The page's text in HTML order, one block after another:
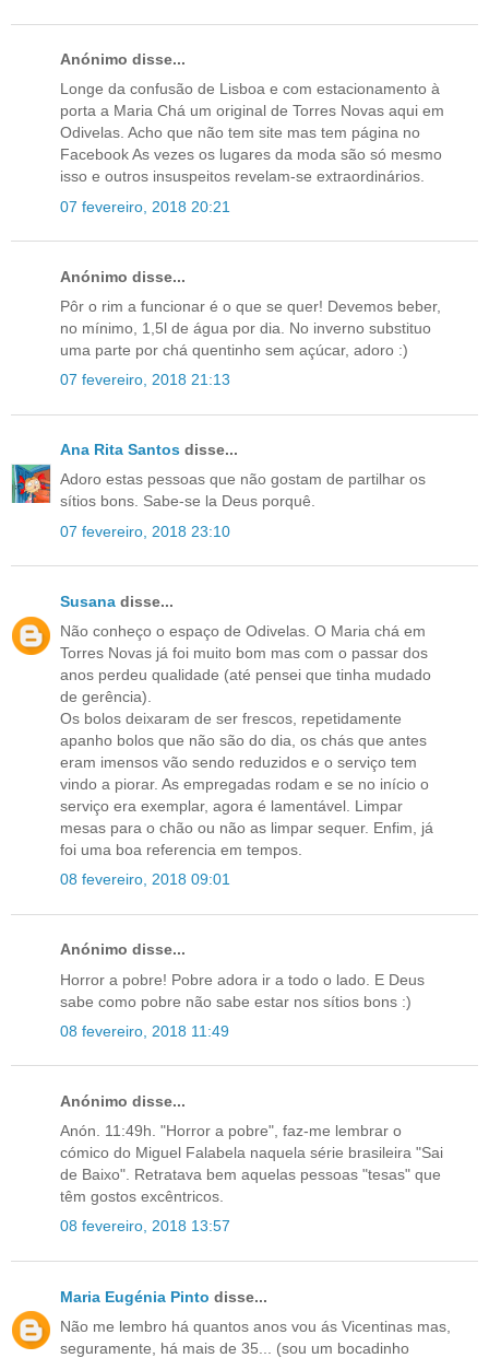
Anónimo disse...
Longe da confusão de Lisboa e com estacionamento à
porta a Maria Chá um original de Torres Novas aqui em
Odivelas. Acho que não tem site mas tem página no
Facebook As vezes os lugares da moda são só mesmo
isso e outros insuspeitos revelam-se extraordinários.
07 fevereiro, 2018 20:21
Anónimo disse...
Pôr o rim a funcionar é o que se quer! Devemos beber,
no mínimo, 1,5l de água por dia. No inverno substituo
uma parte por chá quentinho sem açúcar, adoro :)
07 fevereiro, 2018 21:13
Ana Rita Santos disse...
Adoro estas pessoas que não gostam de partilhar os
sítios bons. Sabe-se la Deus porquê.
07 fevereiro, 2018 23:10
Susana disse...
Não conheço o espaço de Odivelas. O Maria chá em
Torres Novas já foi muito bom mas com o passar dos
anos perdeu qualidade (até pensei que tinha mudado
de gerência).
Os bolos deixaram de ser frescos, repetidamente
apanho bolos que não são do dia, os chás que antes
eram imensos vão sendo reduzidos e o serviço tem
vindo a piorar. As empregadas rodam e se no início o
serviço era exemplar, agora é lamentável. Limpar
mesas para o chão ou não as limpar sequer. Enfim, já
foi uma boa referencia em tempos.
08 fevereiro, 2018 09:01
Anónimo disse...
Horror a pobre! Pobre adora ir a todo o lado. E Deus
sabe como pobre não sabe estar nos sítios bons :)
08 fevereiro, 2018 11:49
Anónimo disse...
Anón. 11:49h. "Horror a pobre", faz-me lembrar o
cómico do Miguel Falabela naquela série brasileira "Sai
de Baixo". Retratava bem aquelas pessoas "tesas" que
têm gostos excêntricos.
08 fevereiro, 2018 13:57
Maria Eugénia Pinto disse...
Não me lembro há quantos anos vou ás Vicentinas mas,
seguramente, há mais de 35... (sou um bocadinho